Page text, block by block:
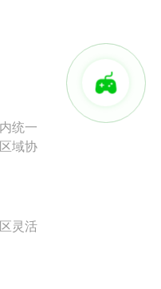
统一
域协
灵活